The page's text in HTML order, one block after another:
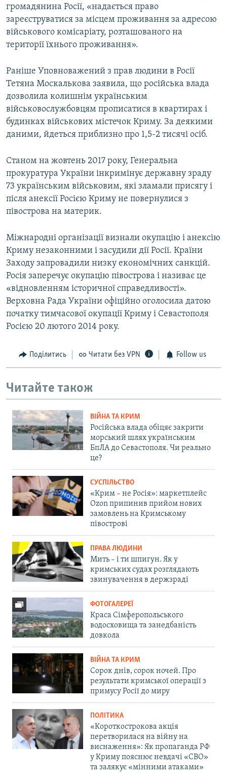
громадянина Росії, «надається право
зареєструватися за місцем проживання за адресою
військового комісаріату, розташованого на
території їхнього проживання».
Раніше Уповноважений з прав людини в Росії
Тетяна Москалькова заявила, що російська влада
дозволила колишнім українським
військовослужбовцям прописатися в квартирах і
будинках військових містечок Криму. За деякими
даними, йдеться приблизно про 1,5-2 тисячі осіб.
Станом на жовтень 2017 року, Генеральна
прокуратура України інкримінує державну зраду
73 українським військовим, які зламали присягу і
після анексії Росією Криму не повернулися з
півострова на материк.
Міжнародні організації визнали окупацію і анексію
Криму незаконними і засудили дії Росії. Країни
Заходу запровадили низку економічних санкцій.
Росія заперечує окупацію півострова і називає це
«відновленням історичної справедливості».
Верховна Рада України офіційно оголосила датою
початку тимчасової окупації Криму і Севастополя
Росією 20 лютого 2014 року.
Поділитись Читати без VPN Follow us
Читайте також
ВІЙНА ТА КРИМ
Російська влада обіцяє закрити
морський шлях українським
БпЛА до Севастополя. Чи реально
це?
СУСПІЛЬСТВО
«Крим – не Росія»: маркетплейс
Ozon припинив прийом нових
замовлень на Кримському
півострові
ПРАВА ЛЮДИНИ
Мить – і ти шпигун. Як у
кримських судах розглядають
звинувачення в держзраді
ФОТОГАЛЕРЕЇ
Краса Сімферопольського
водосховища та занедбаність
довкола
ВІЙНА ТА КРИМ
Сорок днів, сорок ночей. Про
результати кримської операції з
примусу Росії до миру
ПОЛІТИКА
«Короткострокова акція
перетворилася на війну на
виснаження»: Як пропаганда РФ
у Криму пояснює невдачі «СВО»
та залякує «мінними атаками»